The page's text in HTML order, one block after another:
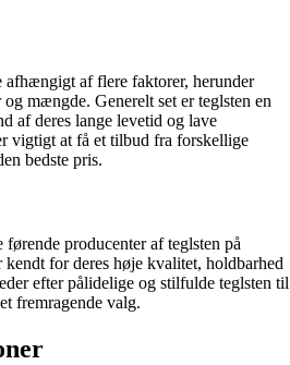
afhængigt af flere faktorer, herunder
mængde. Generelt set er teglsten en
af deres lange levetid og lave
vigtigt at få et tilbud fra forskellige
bedste pris.
producenter af teglsten på
for deres høje kvalitet, holdbarhed
efter pålidelige og stilfulde teglsten til
fremragende valg.